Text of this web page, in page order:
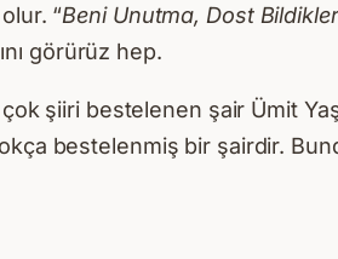
“Beni Unutma, Dost
görürüz hep.
şiiri bestelenen şair Ümit
bestelenmiş bir şairdir.